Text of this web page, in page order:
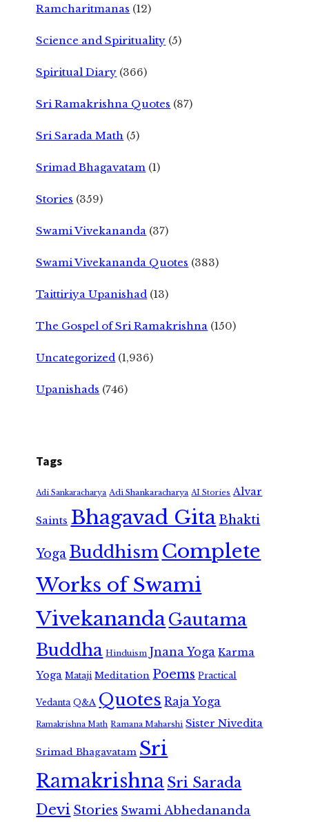
Ramcharitmanas (12)
Science and Spirituality (5)
Spiritual Diary (366)
Sri Ramakrishna Quotes (87)
Sri Sarada Math (5)
Srimad Bhagavatam (1)
Stories (359)
Swami Vivekananda (37)
Swami Vivekananda Quotes (383)
Taittiriya Upanishad (13)
The Gospel of Sri Ramakrishna (150)
Uncategorized (1,936)
Upanishads (746)
Tags
Adi Sankaracharya Adi Shankaracharya AI Stories Alvar
Saints Bhagavad GitaBhakti
Yoga Buddhism Complete
Works of Swami
VivekanandaGautama
Buddha Hinduism Jnana Yoga Karma
Yoga Mataji Meditation Poems Practical
Vedanta Q&A Quotes Raja Yoga
Ramakrishna Math Ramana Maharshi Sister Nivedita
Srimad Bhagavatam Sri
RamakrishnaSri Sarada
Devi Stories Swami Abhedananda